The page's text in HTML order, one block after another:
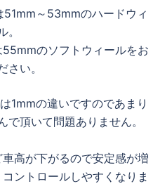
51mm～53mmのハードウィ
。
のソフトウィールをお
さい。
1mmの違いですのであまり
頂いて問題ありません。
高が下がるので安定感が増
ントロールしやすくなりま